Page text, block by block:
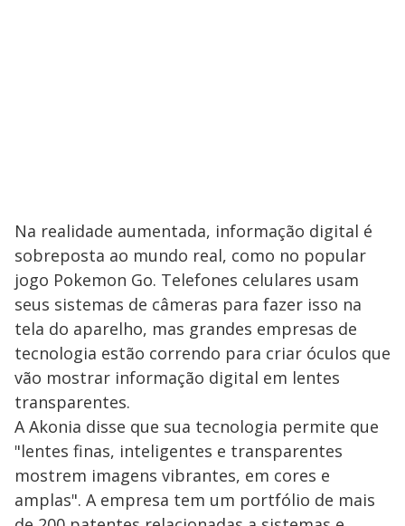
Na realidade aumentada, informação digital é
sobreposta ao mundo real, como no popular
jogo Pokemon Go. Telefones celulares usam
seus sistemas de câmeras para fazer isso na
tela do aparelho, mas grandes empresas de
tecnologia estão correndo para criar óculos que
vão mostrar informação digital em lentes
transparentes.
A Akonia disse que sua tecnologia permite que
"lentes finas, inteligentes e transparentes
mostrem imagens vibrantes, em cores e
amplas". A empresa tem um portfólio de mais